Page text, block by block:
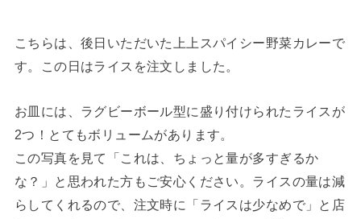
こちらは、後日いただいた上上スパイシー野菜カレーで
す。この日はライスを注文しました。
お皿には、ラグビーボール型に盛り付けられたライスが
2つ！とてもボリュームがあります。
この写真を見て「これは、ちょっと量が多すぎるか
な？」と思われた方もご安心ください。ライスの量は減
らしてくれるので、注文時に「ライスは少なめで」と店